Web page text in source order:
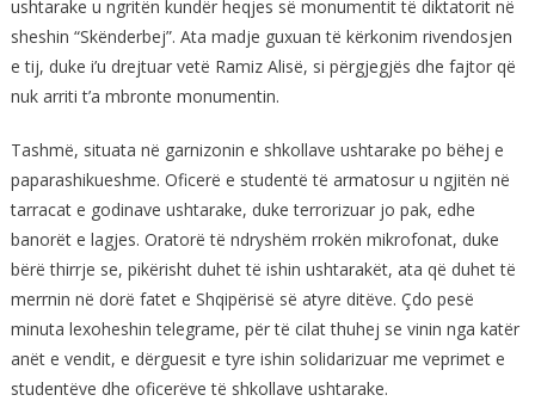
ushtarake u ngritën kundër heqjes së monumentit të diktatorit në
sheshin “Skënderbej”. Ata madje guxuan të kërkonim rivendosjen
e tij, duke i’u drejtuar vetë Ramiz Alisë, si përgjegjës dhe fajtor që
nuk arriti t’a mbronte monumentin.
Tashmë, situata në garnizonin e shkollave ushtarake po bëhej e
paparashikueshme. Oficerë e studentë të armatosur u ngjitën në
tarracat e godinave ushtarake, duke terrorizuar jo pak, edhe
banorët e lagjes. Oratorë të ndryshëm rrokën mikrofonat, duke
bërë thirrje se, pikërisht duhet të ishin ushtarakët, ata që duhet të
merrnin në dorë fatet e Shqipërisë së atyre ditëve. Çdo pesë
minuta lexoheshin telegrame, për të cilat thuhej se vinin nga katër
anët e vendit, e dërguesit e tyre ishin solidarizuar me veprimet e
studentëve dhe oficerëve të shkollave ushtarake.